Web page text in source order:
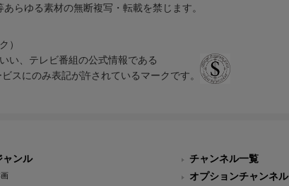
らゆる素材の無断複写・転載を禁じます。
）
い、テレビ番組の公式情報である
スにのみ表記が許されているマークです。
ャンル
チャンネル一覧
オプションチャンネル